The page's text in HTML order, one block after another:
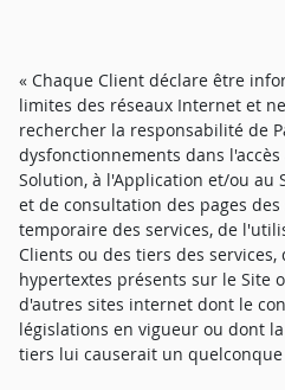
« Chaque Client déclare être
limites des réseaux Internet et
rechercher la responsabilité de
dysfonctionnements dans
Solution, à l'Application et/ou au
et de consultation des pages
temporaire des services, de
Clients ou des tiers des services,
hypertextes présents sur le Site
d'autres sites internet dont le
législations en vigueur ou dont
tiers lui causerait un